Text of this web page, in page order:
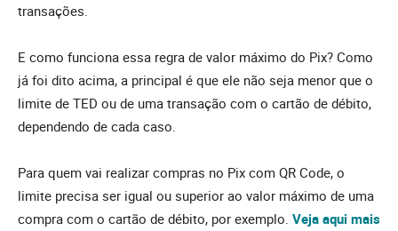
transações.
E como funciona essa regra de valor máximo do Pix? Como
já foi dito acima, a principal é que ele não seja menor que o
limite de TED ou de uma transação com o cartão de débito,
dependendo de cada caso.
Para quem vai realizar compras no Pix com QR Code, o
limite precisa ser igual ou superior ao valor máximo de uma
compra com o cartão de débito, por exemplo. Veja aqui mais